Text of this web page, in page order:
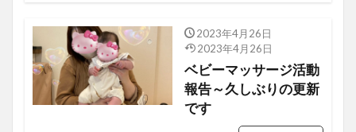
ベビーマッサージ
2023年4月26日
2023年4月26日
ベビーマッサージ活動
報告～久しぶりの更新
です